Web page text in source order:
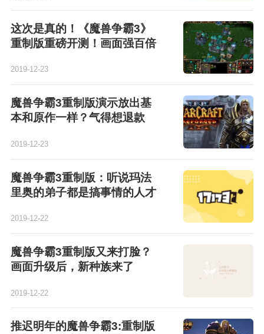
这次是真的！《魔兽争霸3》
重制版重磅开测！画面强百倍
2019-12-23
魔兽争霸3重制版演示放出基
本和原作一样？气得想退款
2019-12-23
魔兽争霸3重制版：听说玛法
里奥的弟子都是搞事情的人才
2019-12-22
魔兽争霸3重制版又来打脸？
画面升级后，新种族来了
2019-12-22
推迟明年的魔兽争霸3:重制版